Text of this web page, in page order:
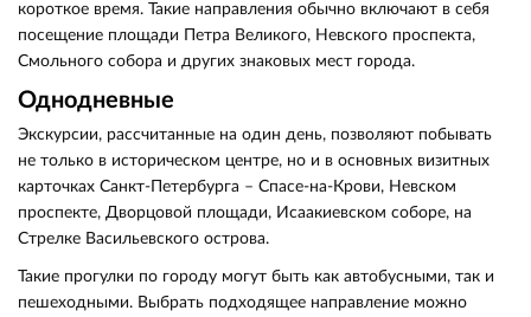
короткое время. Такие направления обычно включают в себя
посещение площади Петра Великого, Невского проспекта,
Смольного собора и других знаковых мест города.
Однодневные
Экскурсии, рассчитанные на один день, позволяют побывать
не только в историческом центре, но и в основных визитных
карточках Санкт-Петербурга – Спасе-на-Крови, Невском
проспекте, Дворцовой площади, Исаакиевском соборе, на
Стрелке Васильевского острова.
Такие прогулки по городу могут быть как автобусными, так и
пешеходными. Выбрать подходящее направление можно